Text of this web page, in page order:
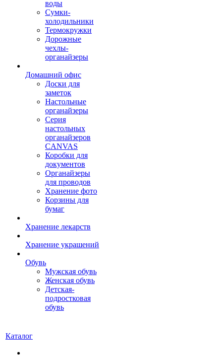
воды
Сумки-
холодильники
Термокружки
Дорожные
чехлы-
органайзеры
Домашний офис
Доски для
заметок
Настольные
органайзеры
Серия
настольных
органайзеров
CANVAS
Коробки для
документов
Органайзеры
для проводов
Хранение фото
Корзины для
бумаг
Хранение лекарств
Хранение украшений
Обувь
Мужская обувь
Женская обувь
Детская-
подростковая
обувь
Каталог